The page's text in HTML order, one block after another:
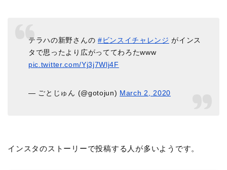
テラハの新野さんの #ビンスイチャレンジ がインス
タで思ったより広がっててわろたwww
pic.twitter.com/Yj3j7Wlj4F
— ごとじゅん (@gotojun) March 2, 2020
インスタのストーリーで投稿する人が多いようです。